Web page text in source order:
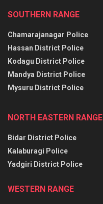
SOUTHERN RANGE
Chamarajanagar Police
Hassan District Police
Kodagu District Police
Mandya District Police
Mysuru District Police
NORTH EASTERN RANGE
Bidar District Police
Kalaburagi Police
Yadgiri District Police
WESTERN RANGE